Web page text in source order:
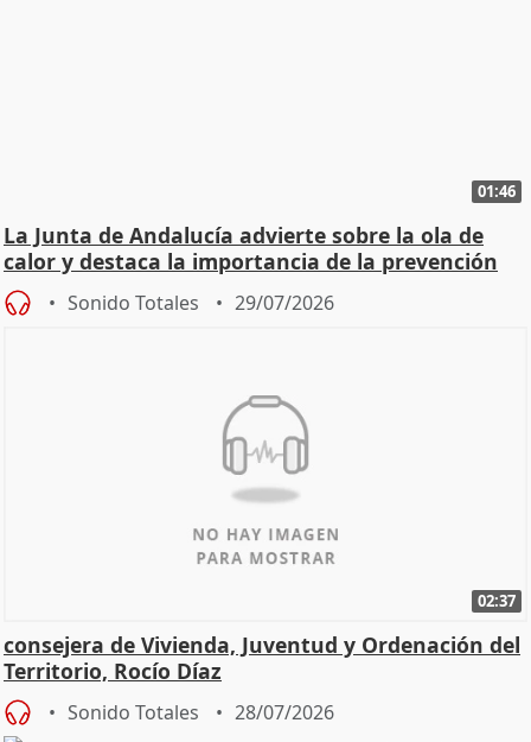
01:46
La Junta de Andalucía advierte sobre la ola de
calor y destaca la importancia de la prevención
Sonido Totales 29/07/2026
02:37
consejera de Vivienda, Juventud y Ordenación del
Territorio, Rocío Díaz
Sonido Totales 28/07/2026